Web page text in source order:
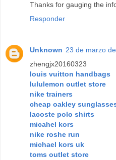
Thanks for gauging the
Responder
Unknown 23 de marzo
zhengjx20160323
louis vuitton handbags
lululemon outlet store
nike trainers
cheap oakley
lacoste polo shirts
micahel kors
nike roshe run
michael kors uk
toms outlet store